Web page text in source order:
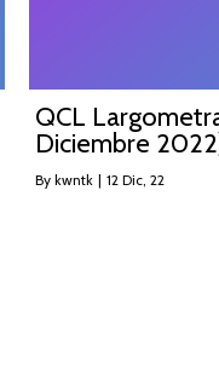
QCL
Diciembre
By kwntk | 12 Dic, 22